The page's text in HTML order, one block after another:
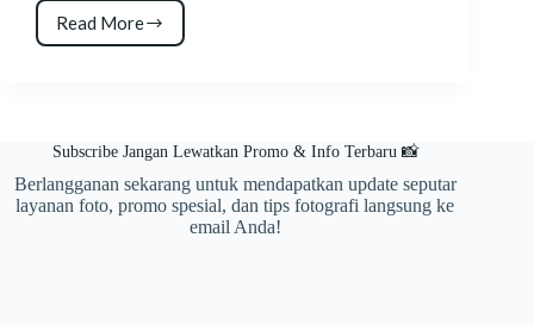
Read More
Mirza
&
Subscribe Jangan Lewatkan Promo & Info Terbaru 📸
Berlangganan sekarang untuk mendapatkan update seputar
layanan foto, promo spesial, dan tips fotografi langsung ke
email Anda!